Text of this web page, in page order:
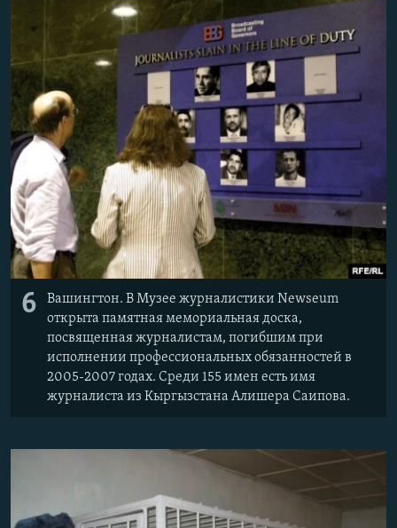
6
Вашингтон. В Музее журналистики Newseum
открыта памятная мемориальная доска,
посвященная журналистам, погибшим при
исполнении профессиональных обязанностей в
2005-2007 годах. Среди 155 имен есть имя
журналиста из Кыргызстана Алишера Саипова.